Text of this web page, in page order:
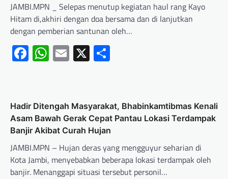
JAMBI.MPN _ Selepas menutup kegiatan haul rang Kayo
Hitam di,akhiri dengan doa bersama dan di lanjutkan
dengan pemberian santunan oleh…
Facebook
WhatsApp
Email
X
Hadir Ditengah Masyarakat, Bhabinkamtibmas Kenali
Asam Bawah Gerak Cepat Pantau Lokasi Terdampak
Banjir Akibat Curah Hujan
JAMBI.MPN – Hujan deras yang mengguyur seharian di
Kota Jambi, menyebabkan beberapa lokasi terdampak oleh
banjir. Menanggapi situasi tersebut personil…